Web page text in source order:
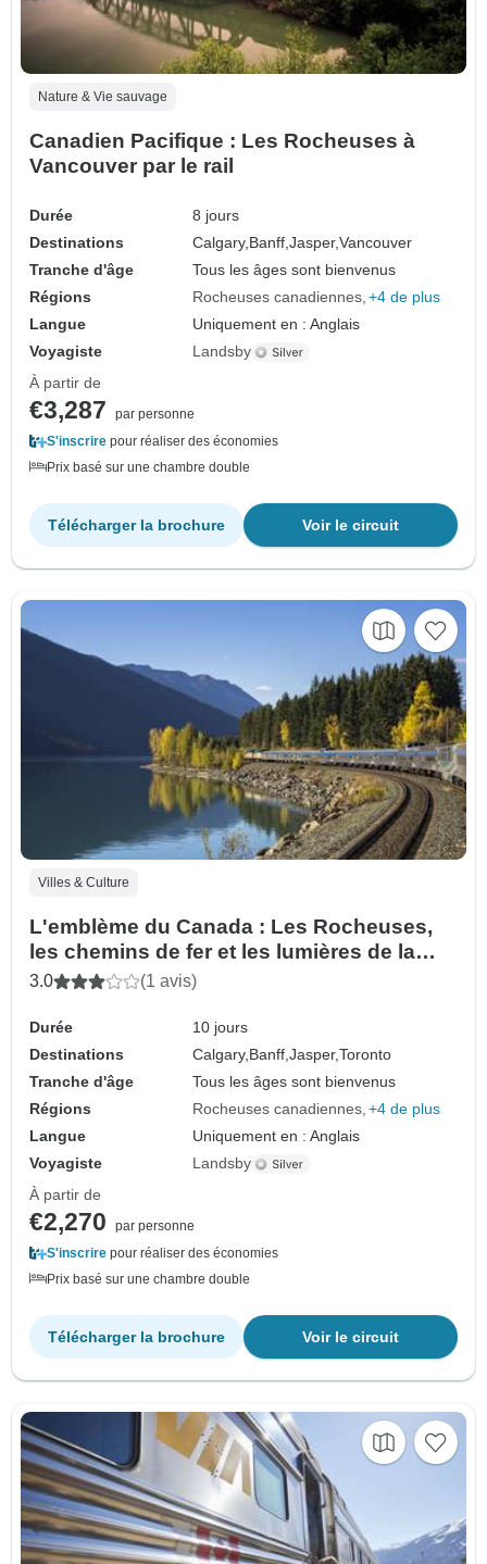
Nature & Vie sauvage
Canadien Pacifique : Les Rocheuses à
Vancouver par le rail
Durée
8 jours
Destinations
Calgary, Banff,Jasper,Vancouver
Tranche d'âge
Tous les âges sont bienvenus
Régions
Rocheuses canadiennes +4 de plus
Langue
Uniquement en : Anglais
Voyagiste
Landsby
À partir de
€3,287
par personne
S'inscrire pour réaliser des économies
Prix basé sur une chambre double
Voir le circuit
Télécharger la brochure
Villes & Culture
L'emblème du Canada : Les Rocheuses,
les chemins de fer et les lumières de la
ville
3.0 (1 avis)
Durée
10 jours
Destinations
Calgary,Banff,Jasper,Toronto
Tranche d'âge
Tous les âges sont bienvenus
Régions
Rocheuses canadiennes +4 de plus
Langue
Uniquement en : Anglais
Voyagiste
Landsby
À partir de
€2,270
par personne
S'inscrire pour réaliser des économies
Prix basé sur une chambre double
Voir le circuit
Télécharger la brochure